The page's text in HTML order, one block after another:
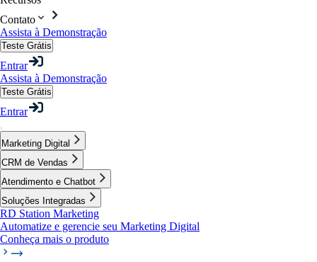
Contato
Assista à Demonstração
Teste Grátis
Entrar
Assista à Demonstração
Teste Grátis
Entrar
Marketing Digital
CRM de Vendas
Atendimento e Chatbot
Soluções Integradas
RD Station Marketing
Automatize e gerencie seu Marketing Digital
Conheça mais o produto